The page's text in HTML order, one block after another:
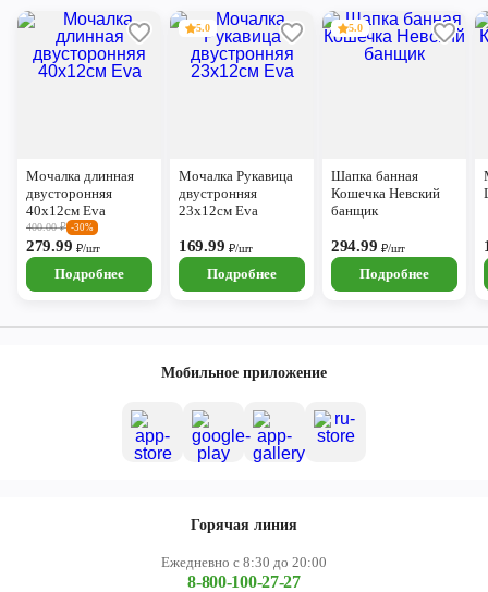
Мочалка длинная
двусторонняя
40х12см Eva
400.00₽ -30%
279.99 ₽/шт
Подробнее
5.0
Мочалка Рукавица
двустронняя
23х12см Eva
169.99 ₽/шт
Подробнее
5.0
Шапка банная
Кошечка Невский
банщик
294.99 ₽/шт
Подробнее
Мобильное приложение
Горячая линия
Ежедневно с 8:30 до 20:00
8-800-100-27-27